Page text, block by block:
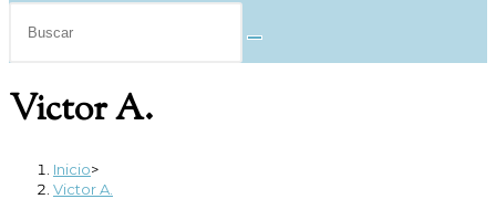
web
Victor A.
Inicio>
Victor A.